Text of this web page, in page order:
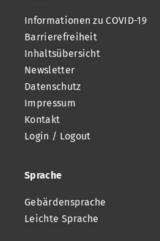
Informationen zu COVID-19
Barrierefreiheit
Inhaltsübersicht
Newsletter
Datenschutz
Impressum
Kontakt
Login / Logout
Sprache
Gebärdensprache
Leichte Sprache